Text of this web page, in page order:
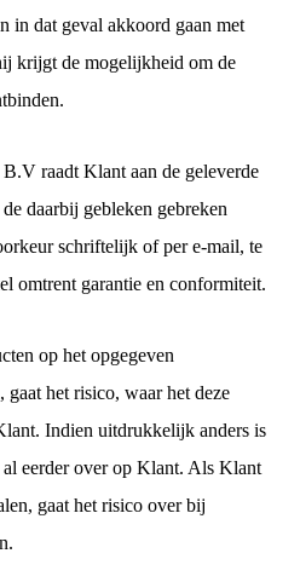
in dat geval akkoord gaan met
krijgt de mogelijkheid om de
raadt Klant aan de geleverde
daarbij gebleken gebreken
schriftelijk of per e-mail, te
omtrent garantie en conformiteit.
op het opgegeven
het risico, waar het deze
Indien uitdrukkelijk anders is
eerder over op Klant. Als Klant
gaat het risico over bij